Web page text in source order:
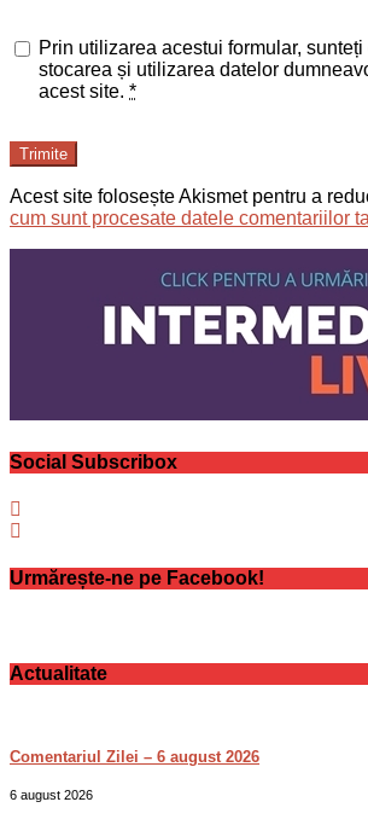
Prin utilizarea acestui formular,
stocarea și utilizarea datelor
acest site. *
Trimite
Acest site folosește Akismet pentru a
cum sunt procesate datele comentariilor
Social Subscribox
Urmărește-ne pe Facebook!
Actualitate
Comentariul Zilei – 6 august 2026
6 august 2026